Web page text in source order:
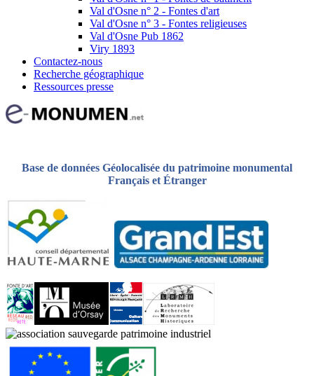
Val d'Osne n° 2 - Fontes d'art
Val d'Osne n° 3 - Fontes religieuses
Val d'Osne Pub 1862
Viry 1893
Contactez-nous
Recherche géographique
Ressources presse
Base de données Géolocalisée du patrimoine monumental
Français et Étranger